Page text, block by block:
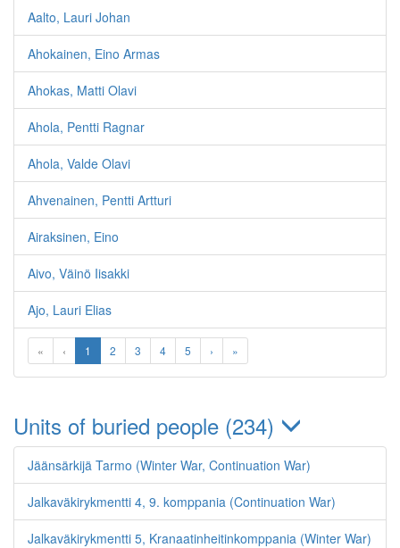
Aalto, Lauri Johan
Ahokainen, Eino Armas
Ahokas, Matti Olavi
Ahola, Pentti Ragnar
Ahola, Valde Olavi
Ahvenainen, Pentti Artturi
Airaksinen, Eino
Aivo, Väinö Iisakki
Ajo, Lauri Elias
« ‹ 1 2 3 4 5 › »
Units of buried people (234)
Jäänsärkijä Tarmo (Winter War, Continuation War)
Jalkaväkirykmentti 4, 9. komppania (Continuation War)
Jalkaväkirykmentti 5, Kranaatinheitinkomppania (Winter War)